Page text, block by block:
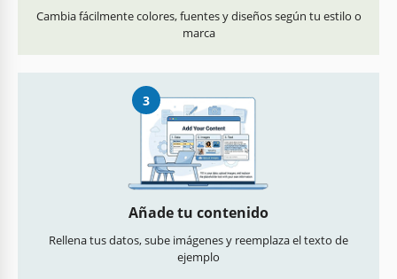
Cambia fácilmente colores, fuentes y diseños según tu estilo o
marca
3
Añade tu contenido
Rellena tus datos, sube imágenes y reemplaza el texto de
ejemplo